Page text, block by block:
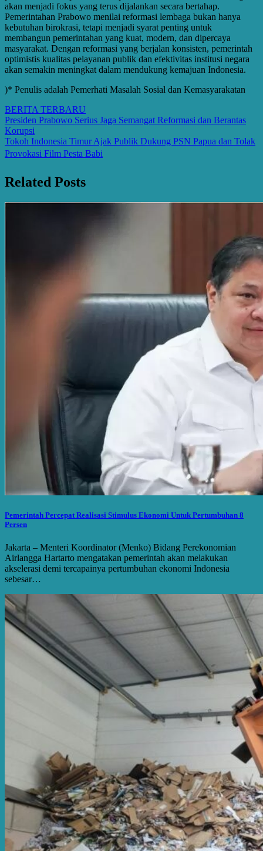
akan menjadi fokus yang terus dijalankan secara bertahap.
Pemerintahan Prabowo menilai reformasi lembaga bukan hanya
kebutuhan birokrasi, tetapi menjadi syarat penting untuk
membangun pemerintahan yang kuat, modern, dan dipercaya
masyarakat. Dengan reformasi yang berjalan konsisten, pemerintah
optimistis kualitas pelayanan publik dan efektivitas institusi negara
akan semakin meningkat dalam mendukung kemajuan Indonesia.
)* Penulis adalah Pemerhati Masalah Sosial dan Kemasyarakatan
BERITA TERBARU
Post
navigation
Presiden Prabowo Serius Jaga Semangat Reformasi dan Berantas
Korupsi
Tokoh Indonesia Timur Ajak Publik Dukung PSN Papua dan Tolak
Provokasi Film Pesta Babi
Related Posts
Pemerintah Percepat Realisasi Stimulus Ekonomi Untuk Pertumbuhan 8
Persen
Jakarta – Menteri Koordinator (Menko) Bidang Perekonomian
Airlangga Hartarto mengatakan pemerintah akan melakukan
akselerasi demi tercapainya pertumbuhan ekonomi Indonesia
sebesar…